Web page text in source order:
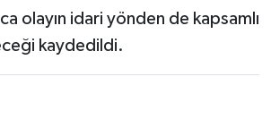
olayın idari yönden de kapsamlı
kaydedildi.